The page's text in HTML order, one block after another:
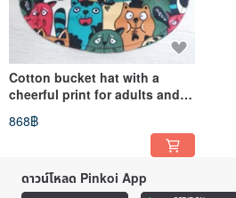
Cotton bucket hat with a
cheerful print for adults and
children. Cotton panama.
868฿
ดาวน์โหลด Pinkoi App